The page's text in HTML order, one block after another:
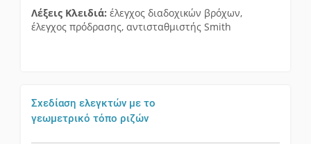
Λέξεις Κλειδιά: έλεγχος διαδοχικών βρόχων,
έλεγχος πρόδρασης, αντισταθμιστής Smith
Σχεδίαση ελεγκτών με το
γεωμετρικό τόπο ριζών